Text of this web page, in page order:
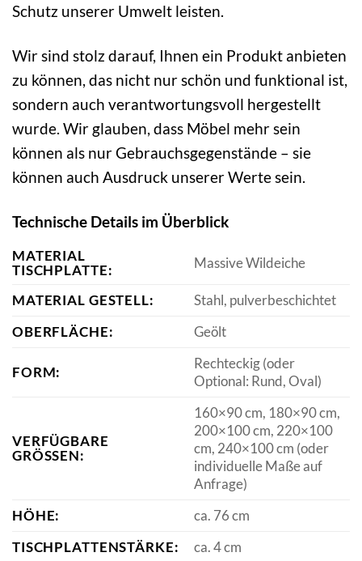
Schutz unserer Umwelt leisten.
Wir sind stolz darauf, Ihnen ein Produkt anbieten
zu können, das nicht nur schön und funktional ist,
sondern auch verantwortungsvoll hergestellt
wurde. Wir glauben, dass Möbel mehr sein
können als nur Gebrauchsgegenstände – sie
können auch Ausdruck unserer Werte sein.
Technische Details im Überblick
MATERIAL
TISCHPLATTE:
Massive Wildeiche
MATERIAL GESTELL:
Stahl, pulverbeschichtet
OBERFLÄCHE:
Geölt
FORM:
Rechteckig (oder
Optional: Rund, Oval)
VERFÜGBARE
GRÖSSEN:
160×90 cm, 180×90 cm,
200×100 cm, 220×100
cm, 240×100 cm (oder
individuelle Maße auf
Anfrage)
HÖHE:
ca. 76 cm
TISCHPLATTENSTÄRKE:
ca. 4 cm